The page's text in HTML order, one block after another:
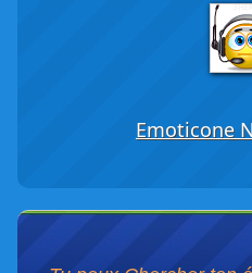
Emoticone